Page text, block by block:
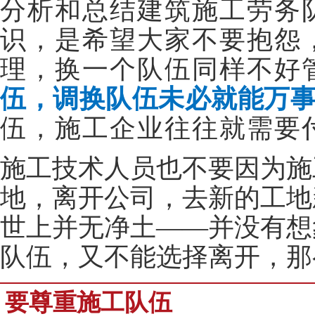
分析和总结建筑施工劳务
识，是希望大家不要抱怨
理，换一个队伍同样不好
伍，调换队伍未必就能万
伍，施工企业往往就需要
施工技术人员也不要因为
地，离开公司，去新的工
世上并无净土——并没有想
队伍，又不能选择离开，
要尊重施工队伍